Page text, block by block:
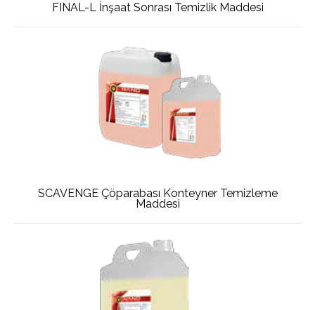
FINAL-L İnşaat Sonrası Temizlik Maddesi
SCAVENGE Çöparabası Konteyner Temizleme
Maddesi